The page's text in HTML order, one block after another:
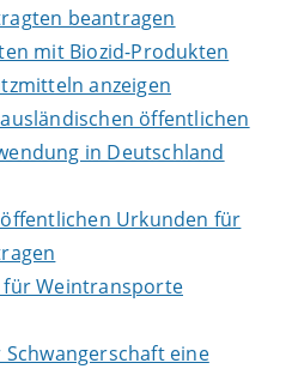
beantragen
mit Biozid-Produkten
anzeigen
öffentlichen
in Deutschland
Urkunden für
Weintransporte
eine